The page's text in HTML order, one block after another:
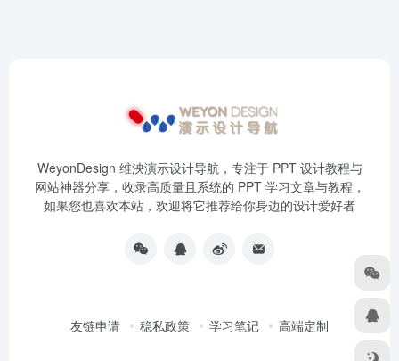
WeyonDesign 维泱演示设计导航，专注于 PPT 设计教程与
网站神器分享，收录高质量且系统的 PPT 学习文章与教程，
如果您也喜欢本站，欢迎将它推荐给你身边的设计爱好者
友链申请 稳私政策 学习笔记 高端定制